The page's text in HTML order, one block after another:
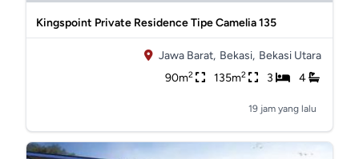
Kingspoint Private Residence Tipe Camelia 135
Jawa Barat, Bekasi, Bekasi Utara
90m2 135m2 3 4
19 jam yang lalu